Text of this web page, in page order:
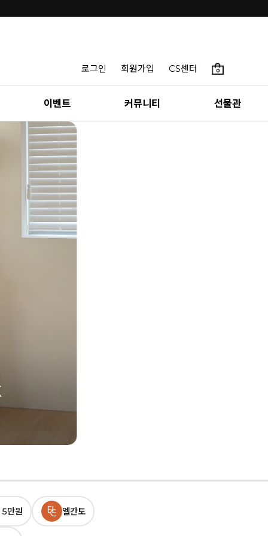
로그인 회원가입 CS센터 0
이벤트 커뮤니티 선물관
INTENSE & MAZZ
SUMMER LOOKBOOK
5만원 엘칸토